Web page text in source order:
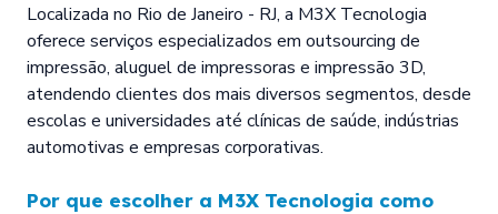
Localizada no Rio de Janeiro - RJ, a M3X Tecnologia
oferece serviços especializados em outsourcing de
impressão, aluguel de impressoras e impressão 3D,
atendendo clientes dos mais diversos segmentos, desde
escolas e universidades até clínicas de saúde, indústrias
automotivas e empresas corporativas.
Por que escolher a M3X Tecnologia como